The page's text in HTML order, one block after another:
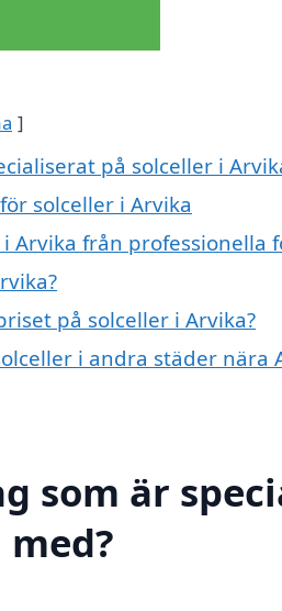
på solceller i
solceller i Arvika
Arvika från professionella
på solceller i Arvika?
i andra städer nära
som är